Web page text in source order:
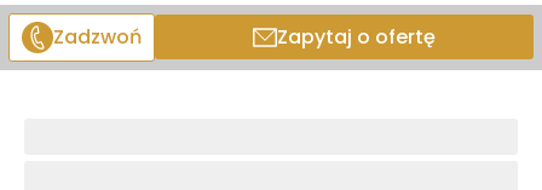
Zadzwoń Zapytaj o ofertę